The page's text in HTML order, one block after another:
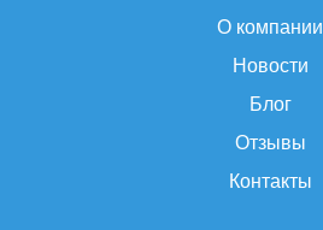
О компании
Новости
Блог
Отзывы
Контакты